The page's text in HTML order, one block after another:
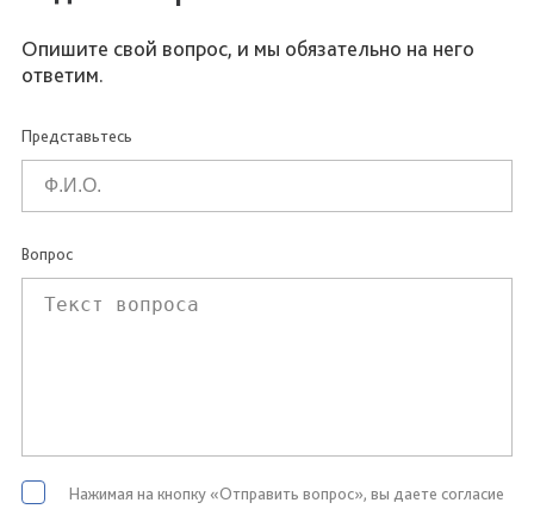
Опишите свой вопрос, и мы обязательно на него
ответим.
Представьтесь
Вопрос
Нажимая на кнопку «Отправить вопрос», вы даете согласие